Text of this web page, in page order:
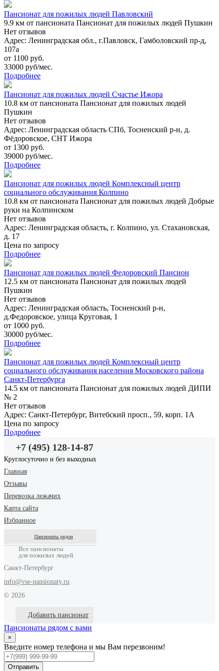
Пансионат для пожилых людей Павловский
9.9 км от пансионата Пансионат для пожилых людей Пушкин
Нет отзывов
Адрес: Ленинградская обл., г.Павловск, Гамболовский пр-д,
107а
от 1100 руб.
33000 руб/мес.
Подробнее
Пансионат для пожилых людей Счастье Ижора
10.8 км от пансионата Пансионат для пожилых людей
Пушкин
Нет отзывов
Адрес: Ленинградская область СПб, Тосненский р-н, д.
Фёдоровское, СНТ Ижора
от 1300 руб.
39000 руб/мес.
Подробнее
Пансионат для пожилых людей Комплексный центр
социального обслуживания Колпино
10.8 км от пансионата Пансионат для пожилых людей Добрые
руки на Колпинском
Нет отзывов
Адрес: Ленинградская область, г. Колпино, ул. Стахановская,
д. 17
Цена по запросу
Подробнее
Пансионат для пожилых людей Федоровский Пансион
12.5 км от пансионата Пансионат для пожилых людей
Пушкин
Нет отзывов
Адрес: Ленинградская область, Тосненский р-н,
д.Федоровское, улица Круговая, 1
от 1000 руб.
30000 руб/мес.
Подробнее
Пансионат для пожилых людей Комплексный центр
социального обслуживания населения Московского района
Санкт-Петербурга
14.5 км от пансионата Пансионат для пожилых людей ДИПИ
№ 2
Нет отзывов
Адрес: Санкт-Петербург, Витебский просп., 59, корп. 1А
Цена по запросу
Подробнее
+7 (495) 128-14-87
Круглосуточно и без выходных
Главная
Отзывы
Перевозка лежачих
Карта сайта
Избранное
Пансионаты рядом
Все пансионаты
для пожилых людей
Санкт-Петербург
info@vse-pansionaty.ru
© 2026
Добавить пансионат
Пансионаты рядом с вами
×
Введите номер телефона и мы Вам перезвоним!
Отправить